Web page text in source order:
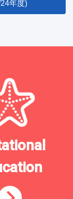
年度)